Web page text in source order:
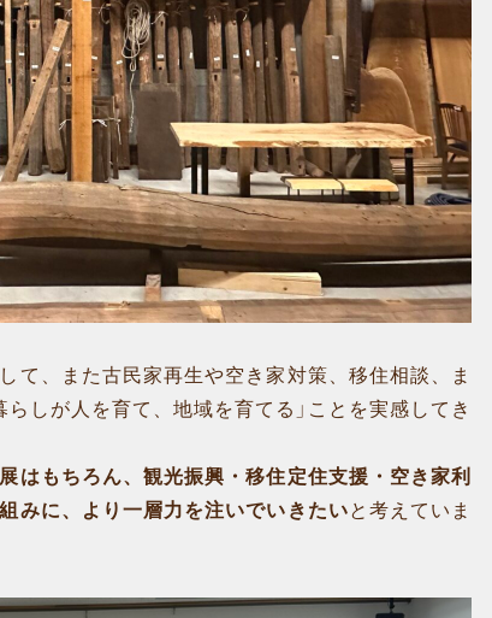
て、また古民家再生や空き家対策、移住相談、ま
しが人を育て、地域を育てる」ことを実感してき
はもちろん、観光振興・移住定住支援・空き家利
みに、より一層力を注いでいきたいと考えていま